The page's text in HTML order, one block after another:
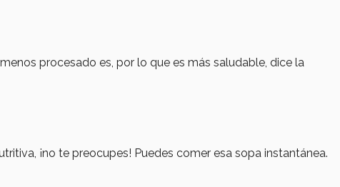
procesado es, por lo que es más saludable, dice la
¡no te preocupes! Puedes comer esa sopa instantánea.